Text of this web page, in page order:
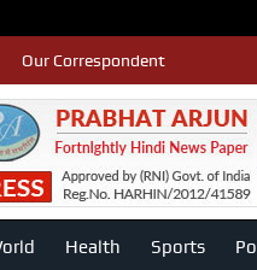
Our Correspondent
Health Sports